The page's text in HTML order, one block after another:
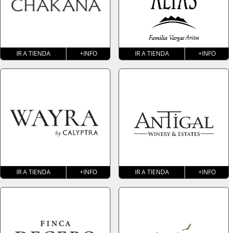
IR A TIENDA +INFO IR A TIENDA +INFO
IR A TIENDA +INFO IR A TIENDA +INFO